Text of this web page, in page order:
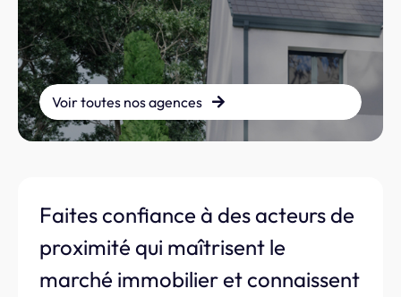
Voir toutes nos agences
Faites confiance à des acteurs de
proximité qui maîtrisent le
marché immobilier et connaissent